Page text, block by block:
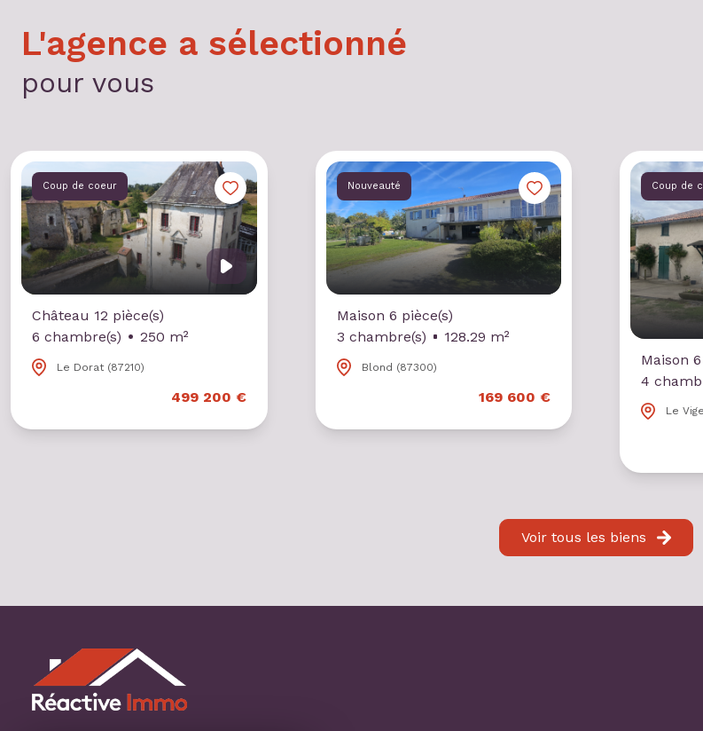
L'agence a sélectionné
pour vous
Coup de coeur
Château 12 pièce(s)
6 chambre(s)
250 m²
Le Dorat (87210)
499 200 €
Nouveauté
Maison 6 pièce(s)
3 chambre(s)
128.29 m²
Blond (87300)
169 600 €
Coup de
Maison
4
Le
Voir tous les biens